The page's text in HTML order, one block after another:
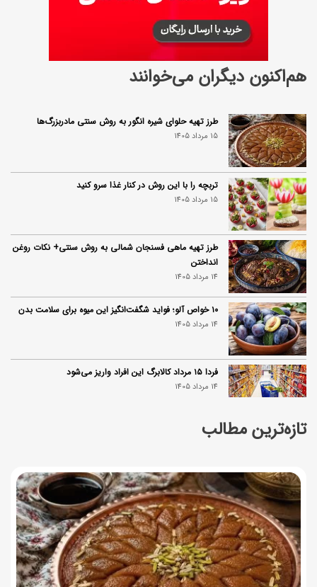
ک
ن
م
ی‌
د
ا
ن
ی
د
تازه‌ترین مطالب
هم‌اکنون دیگران می‌خوانند
طرز تهیه حلوای شیره انگور به روش سنتی مادربزرگ‌ها
15 مرداد 1405
تربچه را با این روش در کنار غذا سرو کنید
15 مرداد 1405
طرز تهیه ماهی فسنجان شمالی به روش سنتی+ نکات روغن
انداختن
14 مرداد 1405
۱۰ خواص آلو؛ فواید شگفت‌انگیز این میوه برای سلامت بدن
14 مرداد 1405
فردا ۱۵ مرداد کالابرگ این افراد واریز می‌شود
14 مرداد 1405
زمان شارژ کالابرگ تغییر کرد؛ جزئیات برنامه جدید واریز اعتبار
توصیه‌های مهم برای دفع انواع حشرات در خانه
14 مرداد 1405
طرز تهیه آلبالو شور خانگی؛ خوش‌رنگ و بدون کپک
14 مرداد 1405